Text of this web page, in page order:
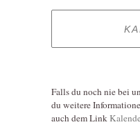
Falls du noch nie bei
du weitere
auch dem Link